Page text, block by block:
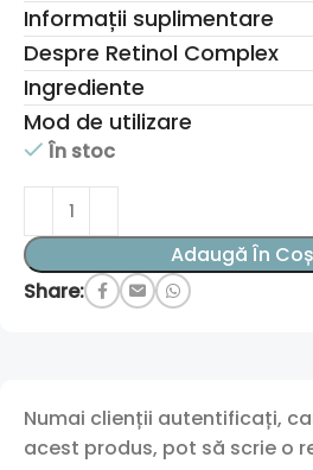
Informații suplimentare
Despre Retinol Complex
Ingrediente
Mod de utilizare
În stoc
Adaugă În Coș
Share:
Numai clienții autentificați,
acest produs, pot să scrie o